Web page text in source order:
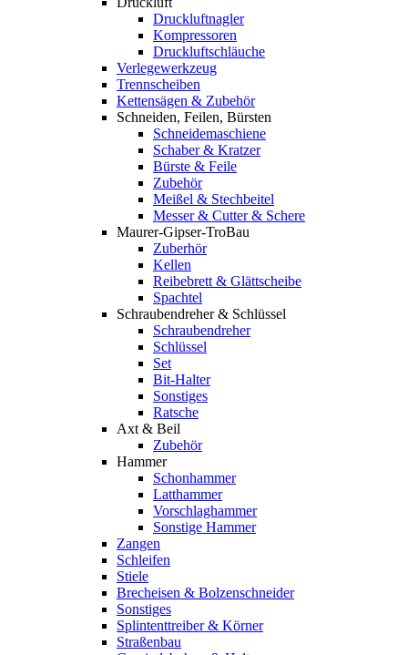
Druckluftnagler
Kompressoren
Druckluftschläuche
Verlegewerkzeug
Trennscheiben
Kettensägen & Zubehör
Schneiden, Feilen, Bürsten
Schneidemaschiene
Schaber & Kratzer
Bürste & Feile
Zubehör
Meißel & Stechbeitel
Messer & Cutter & Schere
Maurer-Gipser-TroBau
Zuberhör
Kellen
Reibebrett & Glättscheibe
Spachtel
Schraubendreher & Schlüssel
Schraubendreher
Schlüssel
Set
Bit-Halter
Sonstiges
Ratsche
Axt & Beil
Zubehör
Hammer
Schonhammer
Latthammer
Vorschlaghammer
Sonstige Hammer
Zangen
Schleifen
Stiele
Brecheisen & Bolzenschneider
Sonstiges
Splintenttreiber & Körner
Straßenbau